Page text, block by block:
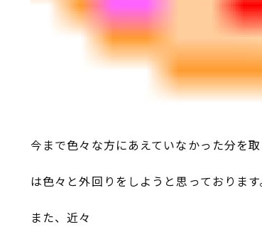
今まで色々な方にあえていなかった分を
は色々と外回りをしようと思っております
また、近々